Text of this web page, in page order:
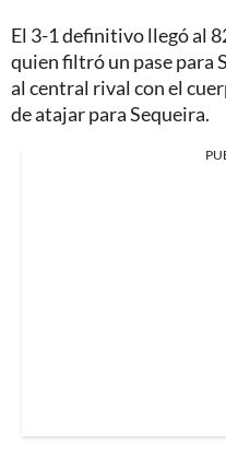
El 3-1 definitivo llegó al
quien filtró un pase para
al central rival con el
de atajar para Sequeira.